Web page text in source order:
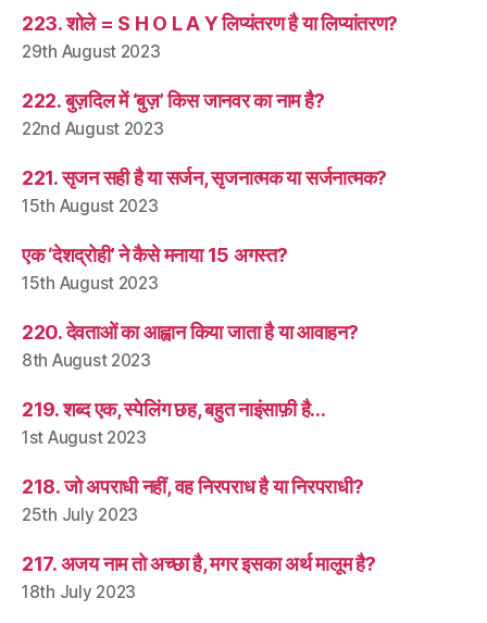
223. शोले = S H O L A Y लिप्यंतरण है या लिप्यांतरण?
29th August 2023
222. बुज़दिल में ‘बुज़’ किस जानवर का नाम है?
22nd August 2023
221. सृजन सही है या सर्जन, सृजनात्मक या सर्जनात्मक?
15th August 2023
एक ‘देशद्रोही’ ने कैसे मनाया 15 अगस्त?
15th August 2023
220. देवताओं का आह्वान किया जाता है या आवाहन?
8th August 2023
219. शब्द एक, स्पेलिंग छह, बहुत नाइंसाफ़ी है…
1st August 2023
218. जो अपराधी नहीं, वह निरपराध है या निरपराधी?
25th July 2023
217. अजय नाम तो अच्छा है, मगर इसका अर्थ मालूम है?
18th July 2023